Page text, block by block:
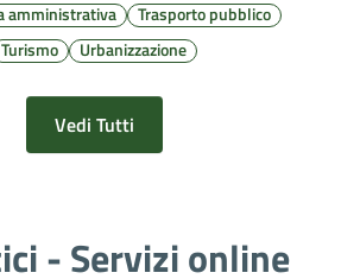
amministrativa
Trasporto pubblico
Turismo
Urbanizzazione
Vedi Tutti
- Servizi online